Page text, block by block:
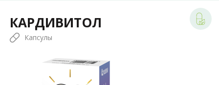
КАРДИВИТОЛ
Капсулы